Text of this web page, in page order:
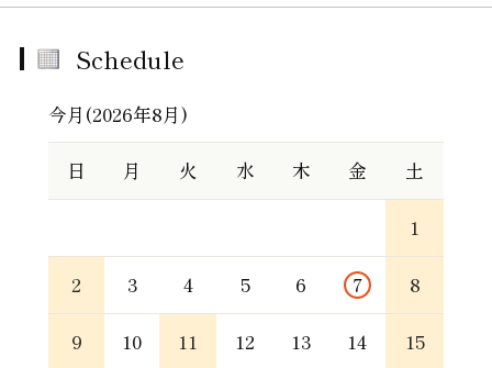
Schedule
今月(2026年8月)
日 月 火 水 木 金 土
1
2 3 4 5 6 7 8
9 10 11 12 13 14 15